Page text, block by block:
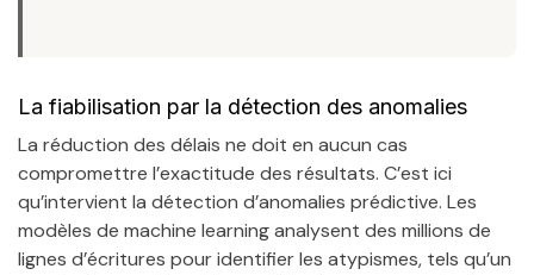
La fiabilisation par la détection des anomalies
La réduction des délais ne doit en aucun cas
compromettre l’exactitude des résultats. C’est ici
qu’intervient la détection d’anomalies prédictive. Les
modèles de machine learning analysent des millions de
lignes d’écritures pour identifier les atypismes, tels qu’un